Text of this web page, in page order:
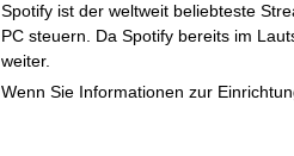
Spotify ist der weltweit beliebteste
PC steuern. Da Spotify bereits im
weiter.
Wenn Sie Informationen zur